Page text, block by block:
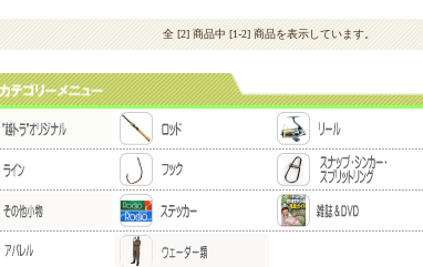
全 [2] 商品中 [1-2] 商品を表示しています。